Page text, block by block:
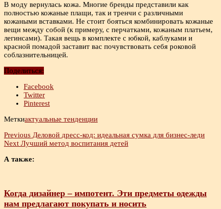
В моду вернулась кожа. Многие бренды представили как
полностью кожаные плащи, так и тренчи с различными
кожаными вставками. Не стоит бояться комбинировать кожаные
вещи между собой (к примеру, с перчатками, кожаным платьем,
легинсами). Такая вещь в комплекте с юбкой, каблуками и
красной помадой заставит вас почувствовать себя роковой
соблазнительницей.
Поделиться:
Facebook
Twitter
Pinterest
Меткиактуальные тенденции
Previous Деловой дресс-код: идеальная сумка для бизнес-леди
Next Лучший метод воспитания детей
А также:
Когда дизайнер – импотент. Эти предметы одежды
нам предлагают покупать и носить